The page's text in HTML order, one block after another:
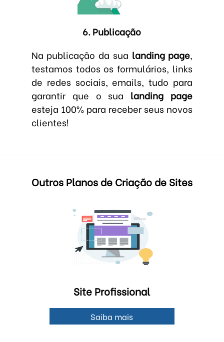
6. Publicação
Na publicação da sua landing page,
testamos todos os formulários, links
de redes sociais, emails, tudo para
garantir que o sua landing page
esteja 100% para receber seus novos
clientes!
Outros Planos de Criação de Sites
Site Profissional
Saiba mais